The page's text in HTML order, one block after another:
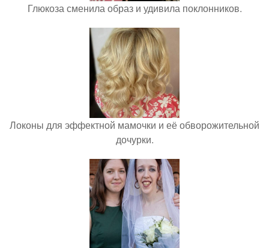
Глюкоза сменила образ и удивила поклонников.
Локоны для эффектной мамочки и её обворожительной
дочурки.